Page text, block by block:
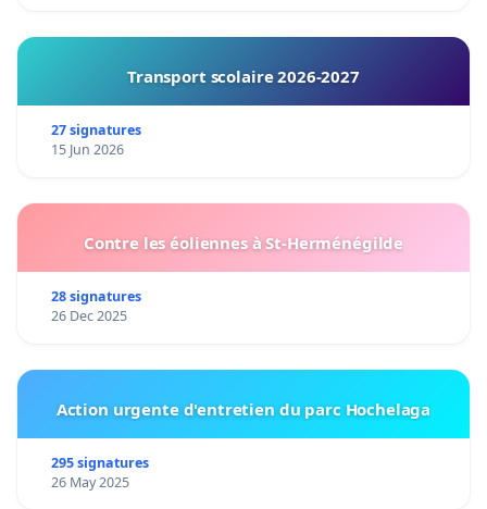
Transport scolaire 2026-2027
27 signatures
15 Jun 2026
Contre les éoliennes à St-Herménégilde
28 signatures
26 Dec 2025
Action urgente d'entretien du parc Hochelaga
295 signatures
26 May 2025